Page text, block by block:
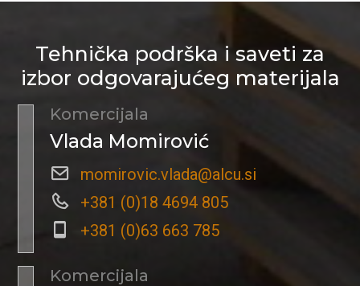
Tehnička podrška i saveti za
izbor odgovarajućeg materijala
Komercijala
Vlada Momirović
momirovic.vlada@alcu.si
+381 (0)18 4694 805
+381 (0)63 663 785
Komercijala